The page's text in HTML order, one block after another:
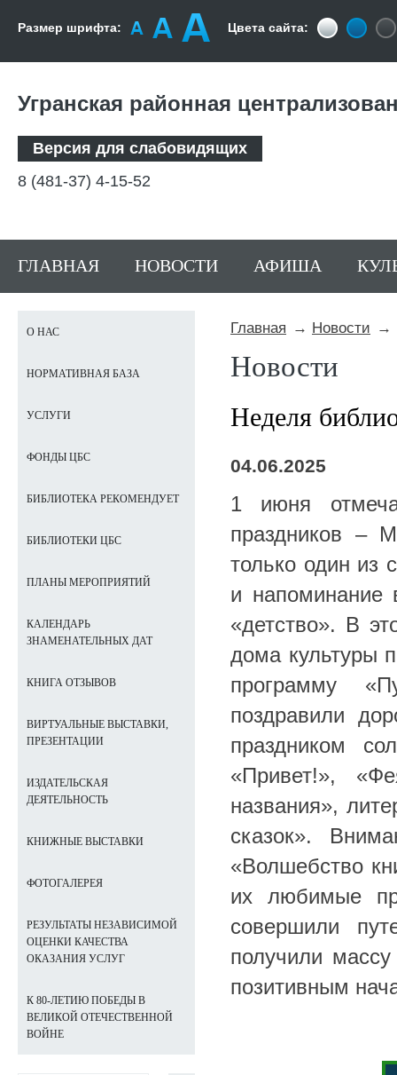
Размер шрифта: Цвета сайта:
Угранская районная
Версия для слабовидящих
8 (481-37) 4-15-52
ГЛАВНАЯ НОВОСТИ АФИША
Главная Новости
Новости
Неделя
04.06.2025
1 июня
праздников –
только один из
и напоминание
«детство». В
дома культуры
программу
поздравили
праздником
«Привет!»,
названия»,
сказок».
«Волшебство
их любимые
совершили
получили
позитивным
О НАС
НОРМАТИВНАЯ БАЗА
УСЛУГИ
ФОНДЫ ЦБС
БИБЛИОТЕКА РЕКОМЕНДУЕТ
БИБЛИОТЕКИ ЦБС
ПЛАНЫ МЕРОПРИЯТИЙ
КАЛЕНДАРЬ
ЗНАМЕНАТЕЛЬНЫХ ДАТ
КНИГА ОТЗЫВОВ
ВИРТУАЛЬНЫЕ ВЫСТАВКИ,
ПРЕЗЕНТАЦИИ
ИЗДАТЕЛЬСКАЯ
ДЕЯТЕЛЬНОСТЬ
КНИЖНЫЕ ВЫСТАВКИ
ФОТОГАЛЕРЕЯ
РЕЗУЛЬТАТЫ НЕЗАВИСИМОЙ
ОЦЕНКИ КАЧЕСТВА
ОКАЗАНИЯ УСЛУГ
К 80-ЛЕТИЮ ПОБЕДЫ В
ВЕЛИКОЙ ОТЕЧЕСТВЕННОЙ
ВОЙНЕ